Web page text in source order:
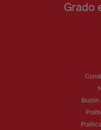
Grado
Buzón